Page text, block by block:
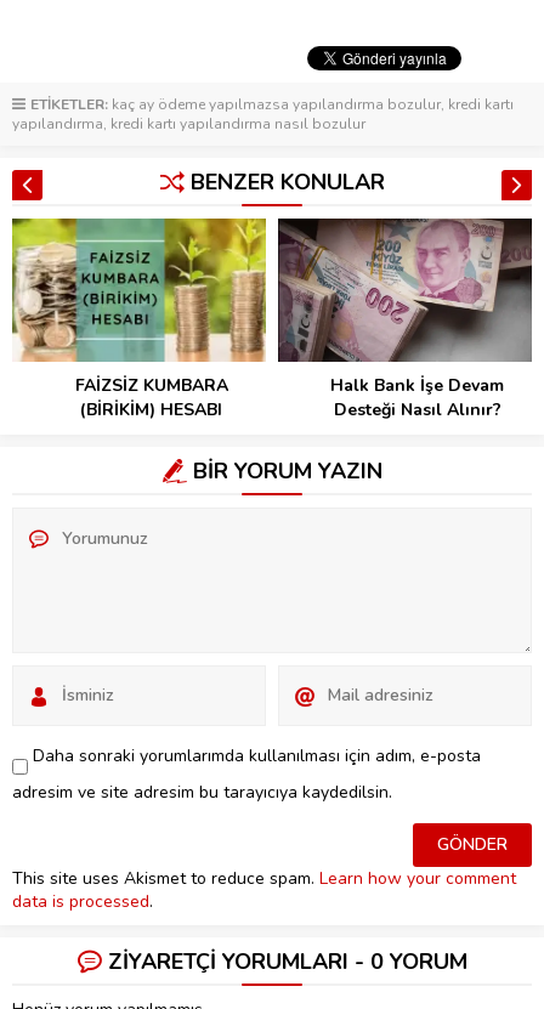
ETİKETLER: kaç ay ödeme yapılmazsa yapılandırma bozulur, kredi kartı
yapılandırma, kredi kartı yapılandırma nasıl bozulur
BENZER KONULAR
FAİZSİZ KUMBARA
(BİRİKİM) HESABI
Halk Bank İşe Devam
Desteği Nasıl Alınır?
BİR YORUM YAZIN
Daha sonraki yorumlarımda kullanılması için adım, e-posta
adresim ve site adresim bu tarayıcıya kaydedilsin.
This site uses Akismet to reduce spam. Learn how your comment
data is processed.
ZİYARETÇİ YORUMLARI - 0 YORUM